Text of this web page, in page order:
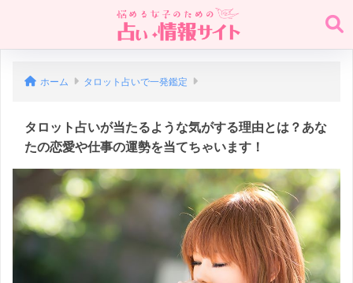
ホーム タロット占いで一発鑑定
タロット占いが当たるような気がする理由とは？あな
たの恋愛や仕事の運勢を当てちゃいます！